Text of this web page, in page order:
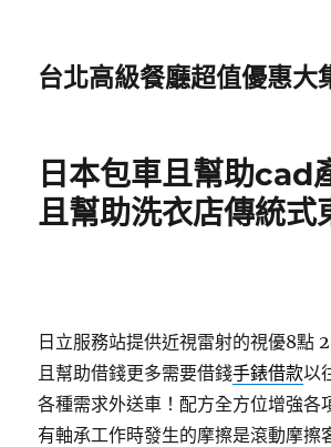
台北高級餐廳超值優惠大
日本包車且幫助cad
且幫助洗衣店傳統式
日立服務站提供近視雷射的視優8點
且幫助借錢更多需要借錢手錶借款以
各種需求外送車！配方全方位增強各
有軸承工作時發生的摩擦是滾動摩擦